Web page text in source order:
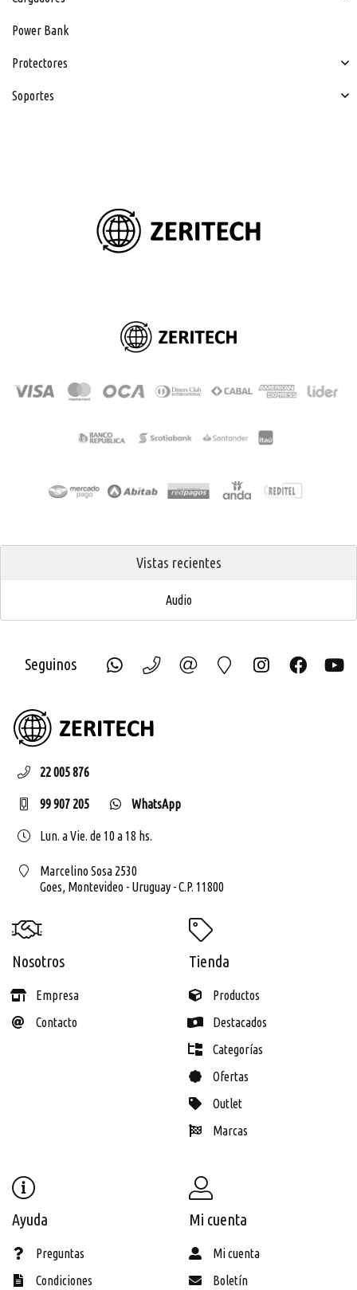
Power Bank
Protectores
Soportes
Vistas recientes
Audio
Seguinos
22 005 876
99 907 205 WhatsApp
Lun. a Vie. de 10 a 18 hs.
Marcelino Sosa 2530
Goes, Montevideo - Uruguay - C.P. 11800
Nosotros
Empresa
Contacto
Tienda
Productos
Destacados
Categorías
Ofertas
Outlet
Marcas
Ayuda
Preguntas
Condiciones
Mi cuenta
Mi cuenta
Boletín